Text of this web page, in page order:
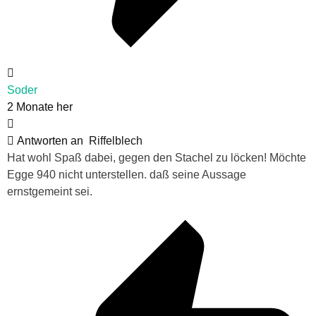
Soder
2 Monate her
Antworten an
Riffelblech
Hat wohl Spaß dabei, gegen den Stachel zu löcken! Möchte
Egge 940 nicht unterstellen. daß seine Aussage
ernstgemeint sei.